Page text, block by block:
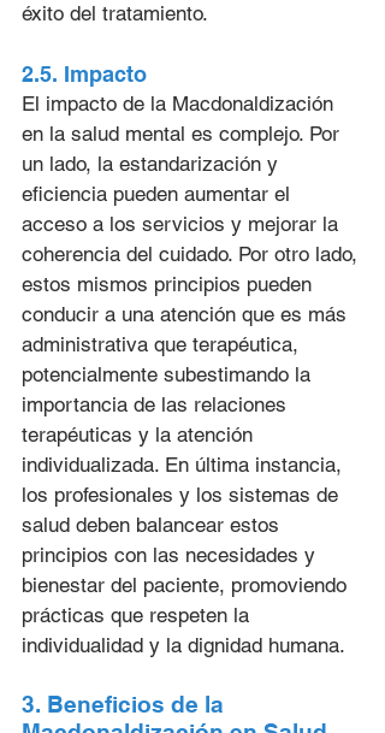
éxito del tratamiento.
2.5. Impacto
El impacto de la Macdonaldización
en la salud mental es complejo. Por
un lado, la estandarización y
eficiencia pueden aumentar el
acceso a los servicios y mejorar la
coherencia del cuidado. Por otro lado,
estos mismos principios pueden
conducir a una atención que es más
administrativa que terapéutica,
potencialmente subestimando la
importancia de las relaciones
terapéuticas y la atención
individualizada. En última instancia,
los profesionales y los sistemas de
salud deben balancear estos
principios con las necesidades y
bienestar del paciente, promoviendo
prácticas que respeten la
individualidad y la dignidad humana.
3. Beneficios de la